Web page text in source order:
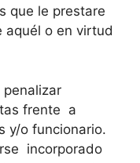
que le prestare
o en virtud
frente a
y/o funcionario.
incorporado